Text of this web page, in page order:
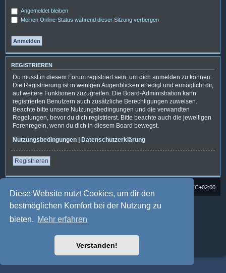
Diese Website nutzt Cookies, um dir den
bestmöglichen Komfort bei der Nutzung zu
bieten. Mehr erfahren
Verstanden!
Angemeldet bleiben
Meinen Online-Status während dieser Sitzung verbergen
REGISTRIEREN
Du musst in diesem Forum registriert sein, um dich anmelden zu können.
Die Registrierung ist in wenigen Augenblicken erledigt und ermöglicht dir,
auf weitere Funktionen zuzugreifen. Die Board-Administration kann
registrierten Benutzern auch zusätzliche Berechtigungen zuweisen.
Beachte bitte unsere Nutzungsbedingungen und die verwandten
Regelungen, bevor du dich registrierst. Bitte beachte auch die jeweiligen
Forenregeln, wenn du dich in diesem Board bewegst.
Nutzungsbedingungen | Datenschutzerklärung
Registrieren
UTC+02:00
Powered byphpBB ® Forum Software © phpBB Limited
Style: Multi Design by Joyce&Luna
Nutzungsbedingungen